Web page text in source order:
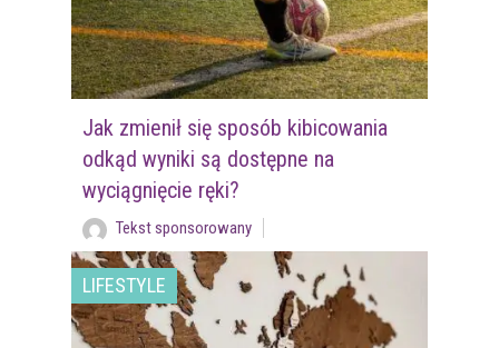
Jak zmienił się sposób kibicowania
odkąd wyniki są dostępne na
wyciągnięcie ręki?
Tekst sponsorowany
LIFESTYLE